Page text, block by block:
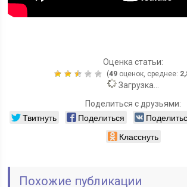
Оценка статьи:
(49 оценок, среднее:
Загрузка...
Поделиться с друзьями:
Твитнуть Поделиться
Класснуть
Похожие публикации